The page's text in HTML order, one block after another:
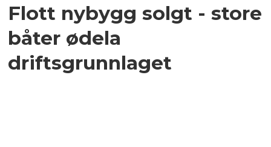
Flott nybygg solgt - store
båter ødela
driftsgrunnlaget